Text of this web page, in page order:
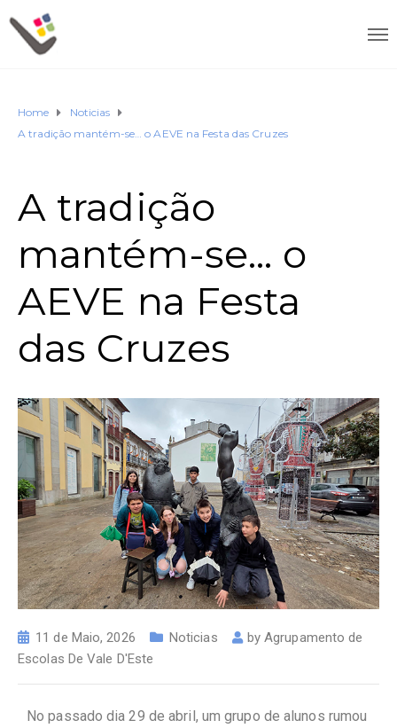
Home
Noticias
A tradição mantém-se… o AEVE na Festa das Cruzes
A tradição
mantém-se… o
AEVE na Festa
das Cruzes
11 de Maio, 2026 Noticias byAgrupamento de
Escolas De Vale D'Este
No passado dia 29 de abril, um grupo de alunos rumou